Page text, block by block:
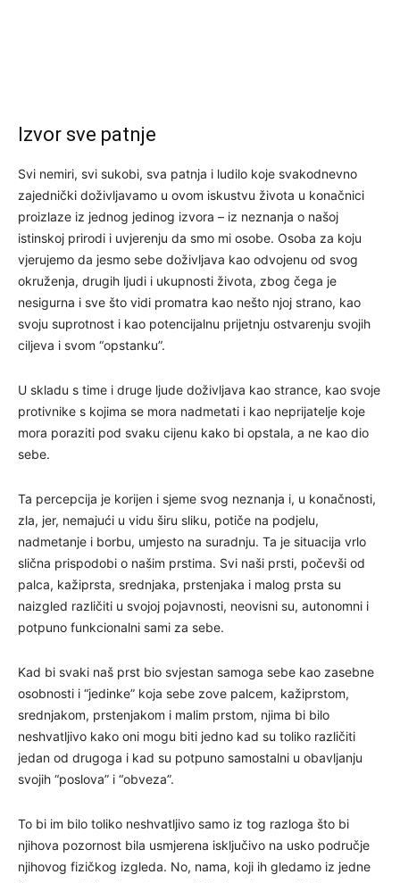
Izvor sve patnje
Svi nemiri, svi sukobi, sva patnja i ludilo koje svakodnevno
zajednički doživljavamo u ovom iskustvu života u konačnici
proizlaze iz jednog jedinog izvora – iz neznanja o našoj
istinskoj prirodi i uvjerenju da smo mi osobe. Osoba za koju
vjerujemo da jesmo sebe doživljava kao odvojenu od svog
okruženja, drugih ljudi i ukupnosti života, zbog čega je
nesigurna i sve što vidi promatra kao nešto njoj strano, kao
svoju suprotnost i kao potencijalnu prijetnju ostvarenju svojih
ciljeva i svom “opstanku”.
U skladu s time i druge ljude doživljava kao strance, kao svoje
protivnike s kojima se mora nadmetati i kao neprijatelje koje
mora poraziti pod svaku cijenu kako bi opstala, a ne kao dio
sebe.
Ta percepcija je korijen i sjeme svog neznanja i, u konačnosti,
zla, jer, nemajući u vidu širu sliku, potiče na podjelu,
nadmetanje i borbu, umjesto na suradnju. Ta je situacija vrlo
slična prispodobi o našim prstima. Svi naši prsti, počevši od
palca, kažiprsta, srednjaka, prstenjaka i malog prsta su
naizgled različiti u svojoj pojavnosti, neovisni su, autonomni i
potpuno funkcionalni sami za sebe.
Kad bi svaki naš prst bio svjestan samoga sebe kao zasebne
osobnosti i “jedinke” koja sebe zove palcem, kažiprstom,
srednjakom, prstenjakom i malim prstom, njima bi bilo
neshvatljivo kako oni mogu biti jedno kad su toliko različiti
jedan od drugoga i kad su potpuno samostalni u obavljanju
svojih “poslova” i “obveza”.
To bi im bilo toliko neshvatljivo samo iz tog razloga što bi
njihova pozornost bila usmjerena isključivo na usko područje
njihovog fizičkog izgleda. No, nama, koji ih gledamo iz jedne